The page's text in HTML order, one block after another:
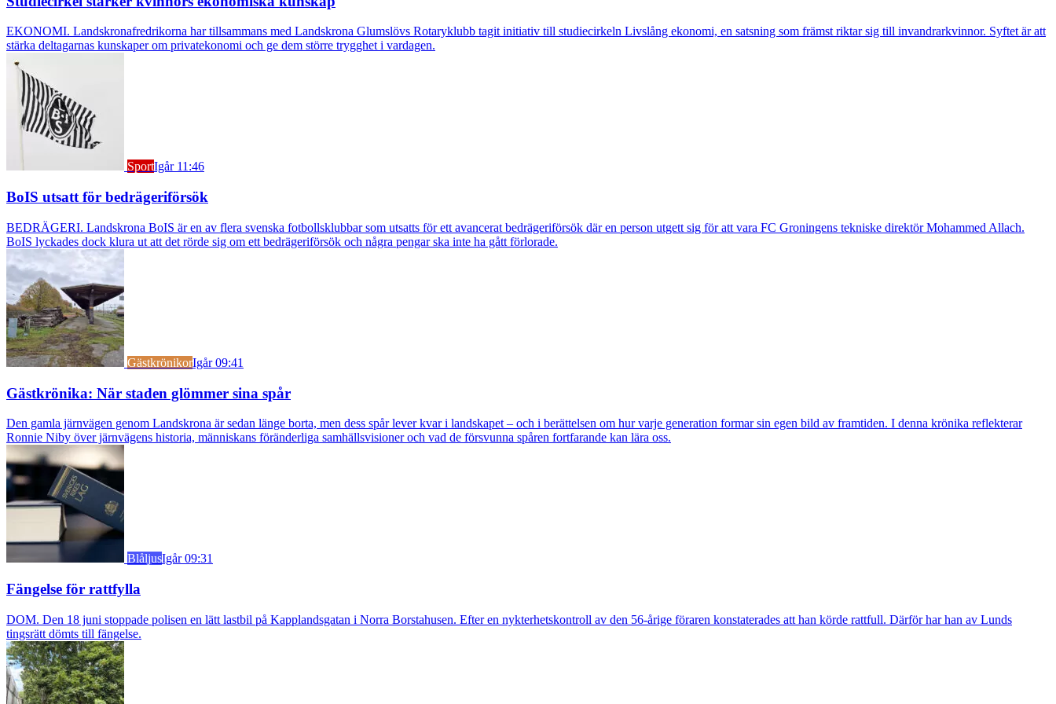
EKONOMI. Landskronafredrikorna har tillsammans med Landskrona Glumslövs Rotaryklubb tagit initiativ till studiecirkeln Livslång ekonomi, en satsning som främst riktar sig till invandrarkvinnor. Syftet är att
stärka deltagarnas kunskaper om privatekonomi och ge dem större trygghet i vardagen.
SportIgår 11:46
BoIS utsatt för bedrägeriförsök
BEDRÄGERI. Landskrona BoIS är en av flera svenska fotbollsklubbar som utsatts för ett avancerat bedrägeriförsök där en person utgett sig för att vara FC Groningens tekniske direktör Mohammed Allach.
BoIS lyckades dock klura ut att det rörde sig om ett bedrägeriförsök och några pengar ska inte ha gått förlorade.
GästkrönikorIgår 09:41
Gästkrönika: När staden glömmer sina spår
Den gamla järnvägen genom Landskrona är sedan länge borta, men dess spår lever kvar i landskapet – och i berättelsen om hur varje generation formar sin egen bild av framtiden. I denna krönika reflekterar
Ronnie Niby över järnvägens historia, människans föränderliga samhällsvisioner och vad de försvunna spåren fortfarande kan lära oss.
BlåljusIgår 09:31
Fängelse för rattfylla
DOM. Den 18 juni stoppade polisen en lätt lastbil på Kapplandsgatan i Norra Borstahusen. Efter en nykterhetskontroll av den 56-årige föraren konstaterades att han körde rattfull. Därför har han av Lunds
tingsrätt dömts till fängelse.